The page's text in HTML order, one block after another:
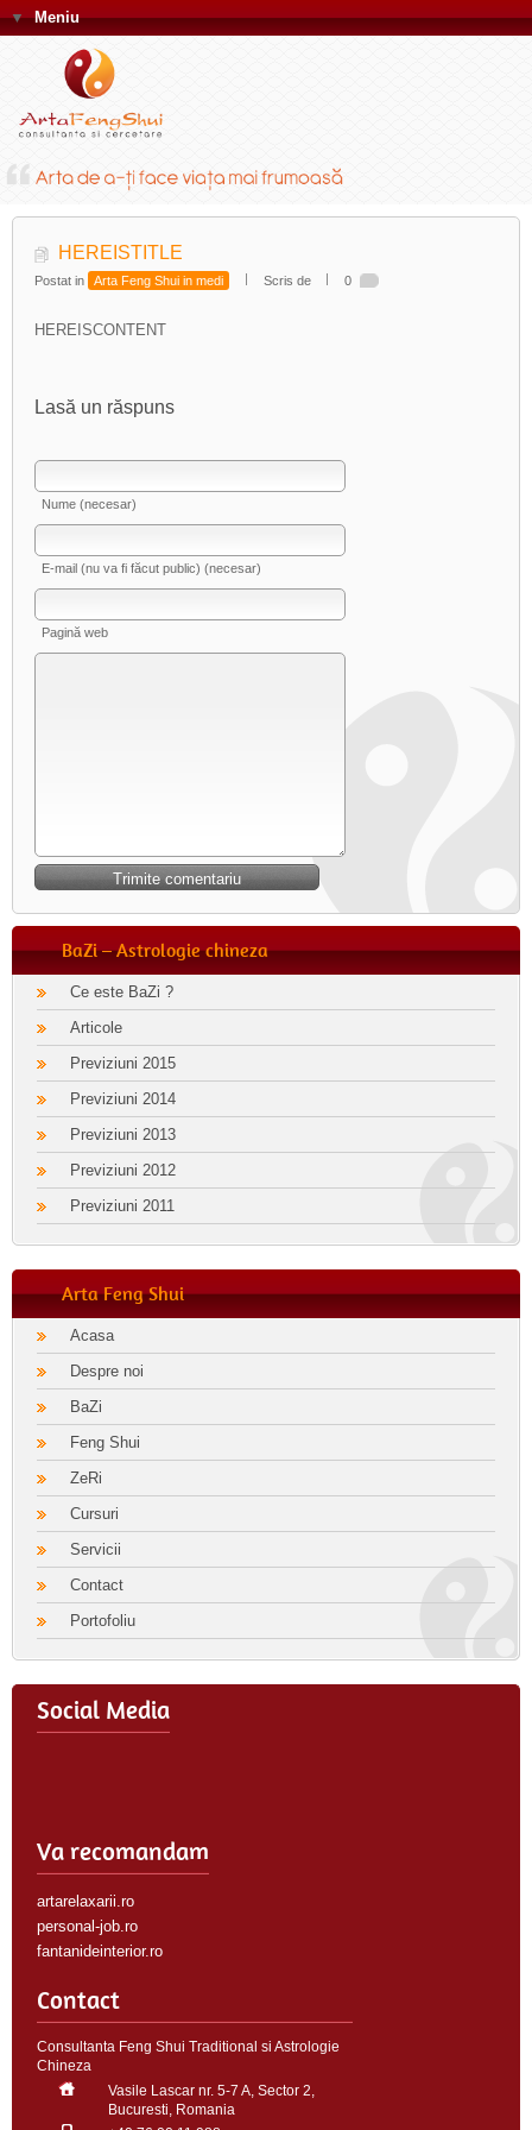
▼Meniu
HEREISTITLE
Postat in Arta Feng Shui in medi Scris de 0
HEREISCONTENT
Lasă un răspuns
Nume (necesar)
E-mail (nu va fi făcut public) (necesar)
Pagină web
BaZi – Astrologie chineza
Ce este BaZi ?
Articole
Previziuni 2015
Previziuni 2014
Previziuni 2013
Previziuni 2012
Previziuni 2011
Arta Feng Shui
Acasa
Despre noi
BaZi
Feng Shui
ZeRi
Cursuri
Servicii
Contact
Portofoliu
Social Media
Va recomandam
artarelaxarii.ro
personal-job.ro
fantanideinterior.ro
Contact
Consultanta Feng Shui Traditional si Astrologie
Chineza
Vasile Lascar nr. 5-7 A, Sector 2,
Bucuresti, Romania